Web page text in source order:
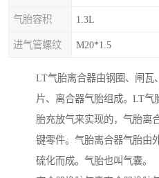
气胎容积 1.3L
进气管螺纹 M20*1.5
LT气胎离合器由钢圈、闸瓦
片、离合器气胎组成。LT气
胎充放气来实现的，气胎离
键零件。气胎离合器气胎由
硫化而成。气胎也叫气囊。